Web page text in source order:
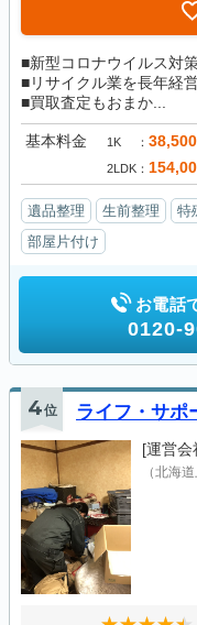
■新型コロナウイルス対
■リサイクル業を長年経
■買取査定もおまか...
基本料金 1K 38,500
2LDK
遺品整理 生前整理 特
部屋片付け
お電話
0120-
4位 ライフ・サポ
[運営会
（北海